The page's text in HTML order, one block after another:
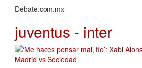
Debate.com.mx
juventus - inter